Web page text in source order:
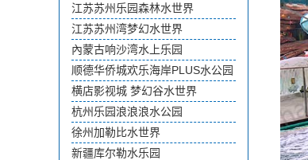
江苏苏州乐园森林水世界
江苏苏州湾梦幻水世界
內蒙古响沙湾水上乐园
顺德华侨城欢乐海岸PLUS水公园
横店影视城 梦幻谷水世界
杭州乐园浪浪浪水公园
徐州加勒比水世界
新疆库尔勒水乐园